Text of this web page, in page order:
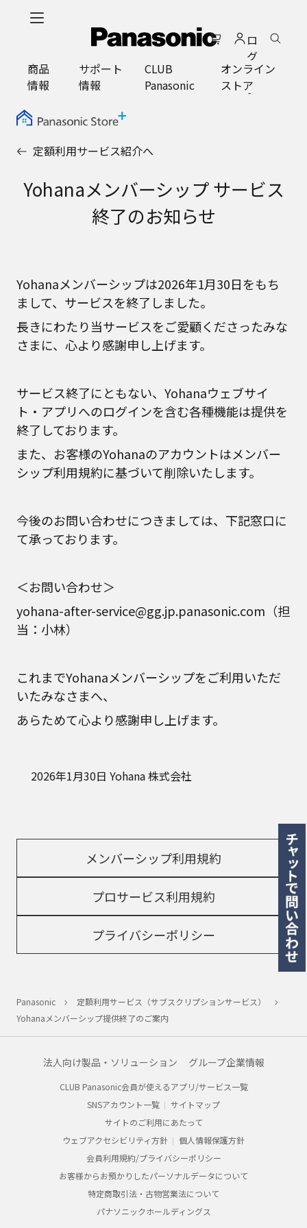
ロ
グ
イ
ン
商品
情報
サポート
情報
CLUB
Panasonic
オンライン
ストア
定額利用サービス紹介へ
Yohanaメンバーシップ サービス
終了のお知らせ
Yohanaメンバーシップは2026年1月30日をもち
まして、サービスを終了しました。
長きにわたり当サービスをご愛顧くださったみな
さまに、心より感謝申し上げます。
サービス終了にともない、Yohanaウェブサイ
ト・アプリへのログインを含む各種機能は提供を
終了しております。
また、お客様のYohanaのアカウントはメンバー
シップ利用規約に基づいて削除いたします。
今後のお問い合わせにつきましては、下記窓口に
て承っております。
＜お問い合わせ＞
yohana-after-service@gg.jp.panasonic.com（担
当：小林）
これまでYohanaメンバーシップをご利用いただ
いたみなさまへ、
あらためて心より感謝申し上げます。
2026年1月30日 Yohana 株式会社
メンバーシップ利用規約
プロサービス利用規約
プライバシーポリシー
Panasonic
定額利用サービス（サブスクリプションサービス）
Yohanaメンバーシップ提供終了のご案内
法人向け製品・ソリューション グループ企業情報
CLUB Panasonic会員が使えるアプリ/サービス一覧
SNSアカウント一覧
サイトマップ
サイトのご利用にあたって
ウェブアクセシビリティ方針
個人情報保護方針
会員利用規約/プライバシーポリシー
お客様からお預かりしたパーソナルデータについて
特定商取引法・古物営業法について
パナソニックホールディングス